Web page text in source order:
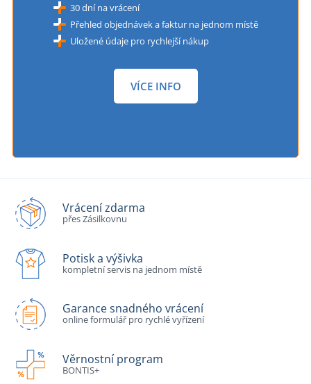
30 dní na vrácení
Přehled objednávek a faktur na jednom místě
Uložené údaje pro rychlejší nákup
VÍCE INFO
Vrácení zdarma
přes Zásilkovnu
Potisk a výšivka
kompletní servis na jednom místě
Garance snadného vrácení
online formulář pro rychlé vyřízení
Věrnostní program
BONTIS+